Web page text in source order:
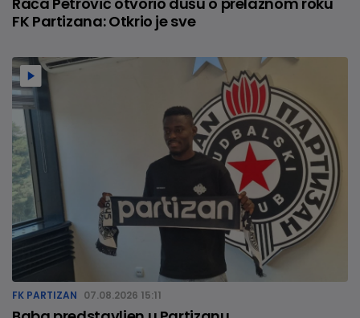
FK Partizana: Otkrio je sve
FK PARTIZAN 07.08.2026 15:11